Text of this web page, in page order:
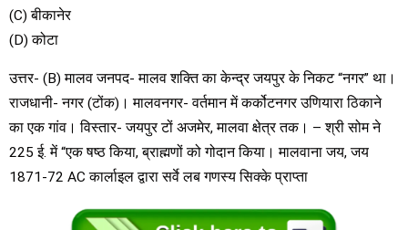
(C) बीकानेर
(D) कोटा
उत्तर- (B) मालव जनपद- मालव शक्ति का केन्द्र जयपुर के निकट “नगर” था।
राजधानी- नगर (टोंक)। मालवनगर- वर्तमान में कर्कोटनगर उणियारा ठिकाने
का एक गांव। विस्तार- जयपुर टों अजमेर, मालवा क्षेत्र तक। – श्री सोम ने
225 ई. में “एक षष्ठ किया, ब्राह्मणों को गोदान किया। मालवाना जय, जय
1871-72 AC कार्लाइल द्वारा सर्वे लब गणस्य सिक्के प्राप्ता